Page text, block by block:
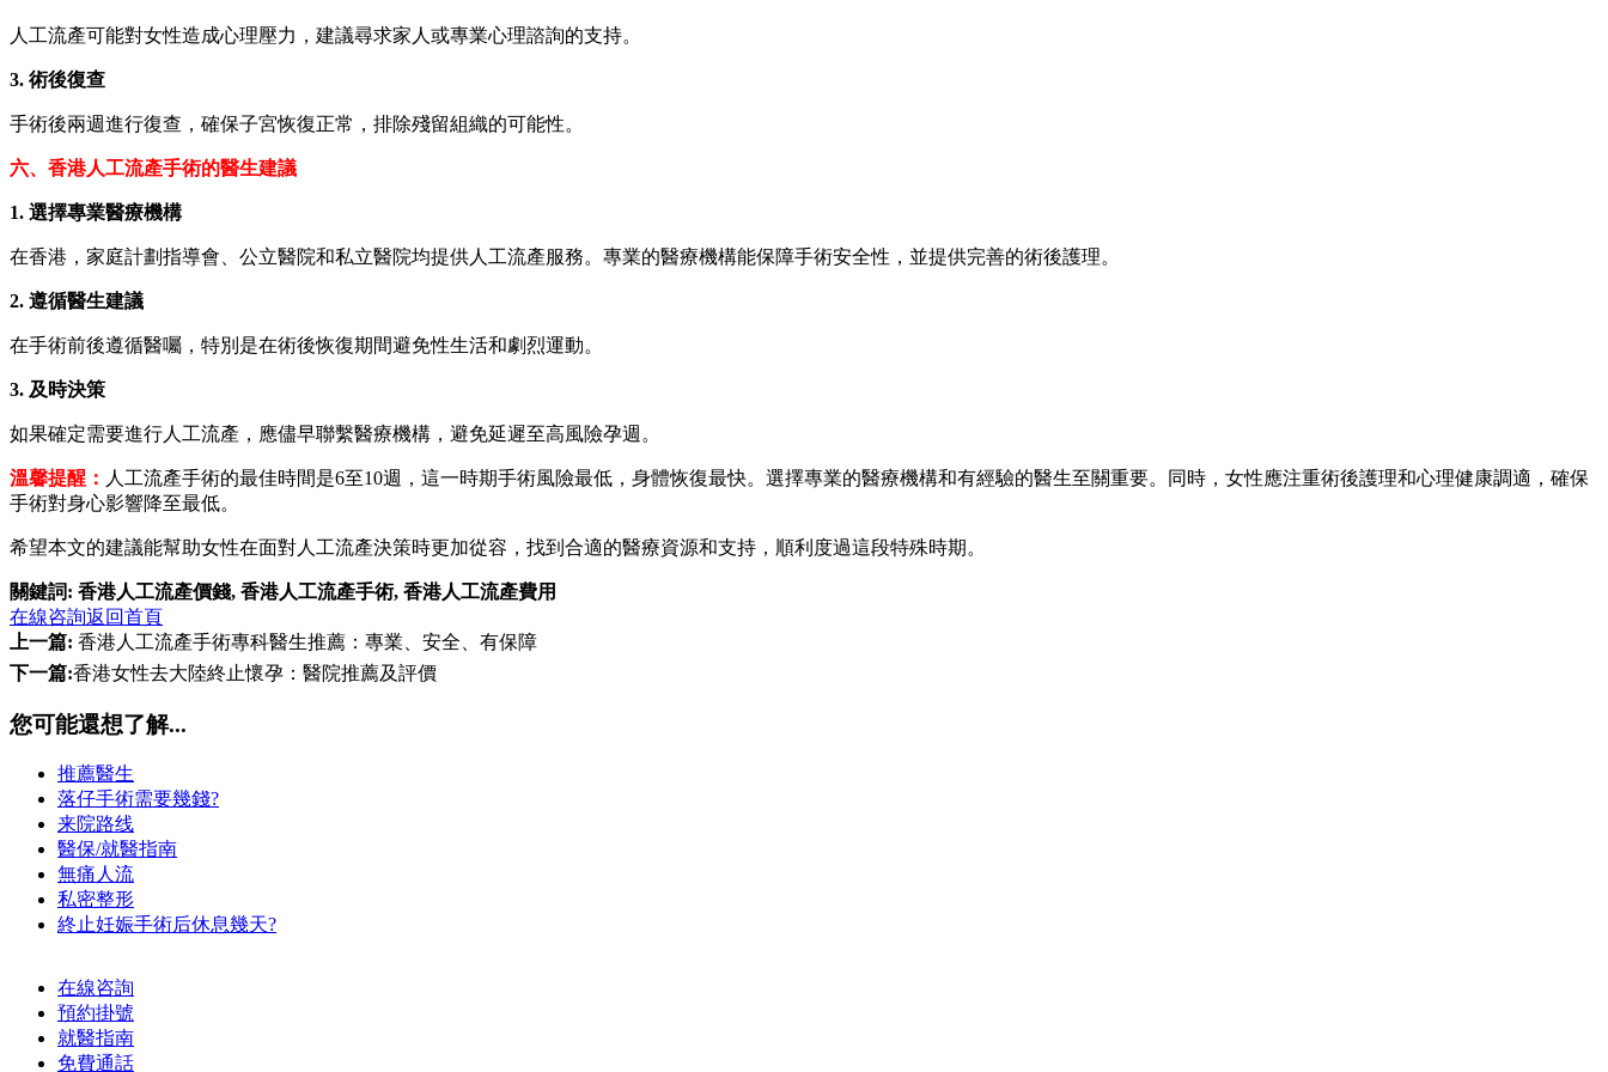
人工流產可能對女性造成心理壓力，建議尋求家人或專業心理諮詢的支持。
3. 術後復查
手術後兩週進行復查，確保子宮恢復正常，排除殘留組織的可能性。
六、香港人工流產手術的醫生建議
1. 選擇專業醫療機構
在香港，家庭計劃指導會、公立醫院和私立醫院均提供人工流產服務。專業的醫療機構能保障手術安全性，並提供完善的術後護理。
2. 遵循醫生建議
在手術前後遵循醫囑，特別是在術後恢復期間避免性生活和劇烈運動。
3. 及時決策
如果確定需要進行人工流產，應儘早聯繫醫療機構，避免延遲至高風險孕週。
溫馨提醒： 人工流產手術的最佳時間是6至10週，這一時期手術風險最低，身體恢復最快。選擇專業的醫療機構和有經驗的醫生至關重要。同時，女性應注重術後護理和心理健康調適，確保
手術對身心影響降至最低。
希望本文的建議能幫助女性在面對人工流產決策時更加從容，找到合適的醫療資源和支持，順利度過這段特殊時期。
關鍵詞: 香港人工流產價錢, 香港人工流產手術, 香港人工流產費用
在線咨詢返回首頁
上一篇: 香港人工流產手術專科醫生推薦：專業、安全、有保障
下一篇:香港女性去大陸終止懷孕：醫院推薦及評價
您可能還想了解...
推薦醫生
落仔手術需要幾錢?
来院路线
醫保/就醫指南
無痛人流
私密整形
終止妊娠手術后休息幾天?
在線咨詢
預約掛號
就醫指南
免費通話